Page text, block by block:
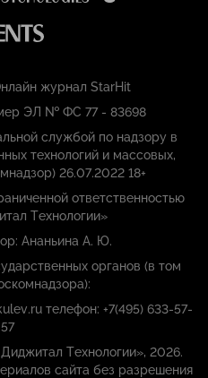
журнал StarHit
ЭЛ № ФС 77 - 83698
службой по надзору в
технологий и массовых,
26.07.2022 18+
ответственностью
Технологии»
Ананьина А. Ю.
органов (в том
телефон: +7(495) 633-57-
57
Технологии», 2026.
сайта без разрешения